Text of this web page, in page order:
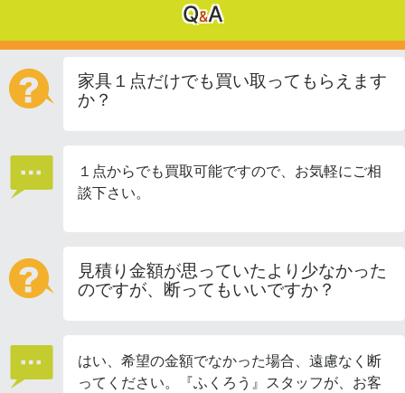
Q&A
家具１点だけでも買い取ってもらえます
か？
１点からでも買取可能ですので、お気軽にご相
談下さい。
見積り金額が思っていたより少なかった
のですが、断ってもいいですか？
はい、希望の金額でなかった場合、遠慮なく断
ってください。『ふくろう』スタッフが、お客